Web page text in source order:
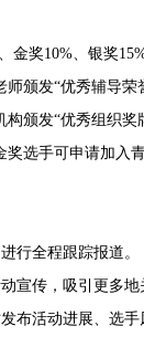
、金奖10%、银奖
师颁发“优秀辅导荣
构颁发“优秀组织奖
选手可申请加入
行全程跟踪报道。
宣传，吸引更多地
布活动进展、选手